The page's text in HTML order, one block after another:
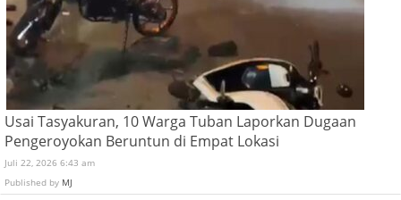
Usai Tasyakuran, 10 Warga Tuban Laporkan Dugaan
Pengeroyokan Beruntun di Empat Lokasi
Juli 22, 2026 6:43 am
Published by MJ